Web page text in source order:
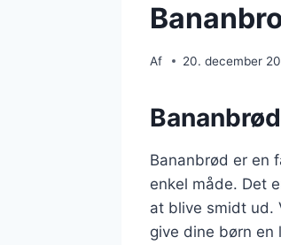
Af 20. december
Bananbrød er en
enkel måde. Det
at blive smidt ud.
give dine børn